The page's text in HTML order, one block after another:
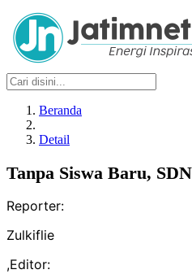
Beranda
Detail
Tanpa Siswa Baru,
Reporter:
Zulkiflie
,Editor: